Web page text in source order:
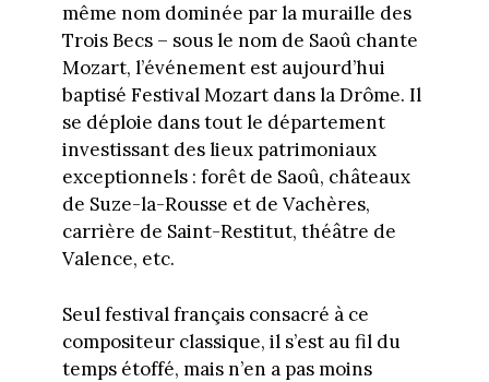
même nom dominée par la muraille des
Trois Becs – sous le nom de Saoû chante
Mozart, l’événement est aujourd’hui
baptisé Festival Mozart dans la Drôme. Il
se déploie dans tout le département
investissant des lieux patrimoniaux
exceptionnels : forêt de Saoû, châteaux
de Suze-la-Rousse et de Vachères,
carrière de Saint-Restitut, théâtre de
Valence, etc.
Seul festival français consacré à ce
compositeur classique, il s’est au fil du
temps étoffé, mais n’en a pas moins